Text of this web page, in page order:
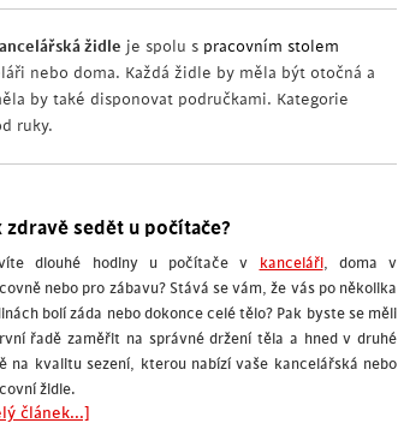
židle je spolu s pracovním stolem
nebo doma. Každá židle by měla být otočná a
by také disponovat područkami. Kategorie
ruky.
zdravě sedět u počítače?
dlouhé hodiny u počítače v kanceláři, doma v
nebo pro zábavu? Stává se vám, že vás po několika
bolí záda nebo dokonce celé tělo? Pak byste se měli
řadě zaměřit na správné držení těla a hned v druhé
na kvalitu sezení, kterou nabízí vaše kancelářská nebo
židle.
článek...]